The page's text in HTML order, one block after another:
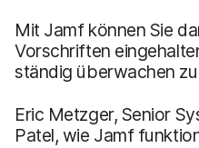
Mit Jamf können Sie
Vorschriften
ständig überwachen
Eric Metzger, Senior
Patel, wie Jamf